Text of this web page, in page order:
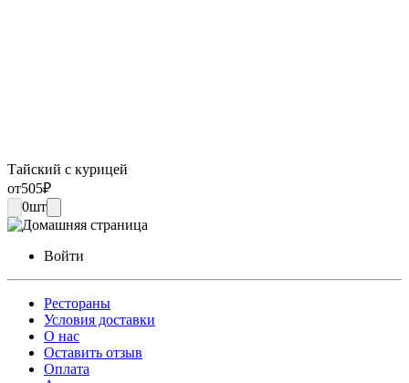
Тайский с курицей
от505₽
0шт
Войти
Рестораны
Условия доставки
О нас
Оставить отзыв
Оплата